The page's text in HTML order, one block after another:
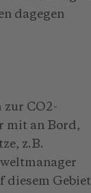
dagegen
CO2-
mit an Bord,
z.B.
diesem Gebiet